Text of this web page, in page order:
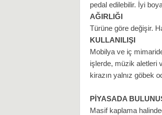
pedal edilebilir. İyi
AĞIRLIĞI
Türüne göre değişir.
KULLANILIŞI
Mobilya ve iç
işlerde, müzik aletleri
kirazın yalnız göbek
PİYASADA
Masif kaplama